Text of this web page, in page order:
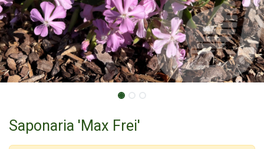
Saponaria 'Max Frei'